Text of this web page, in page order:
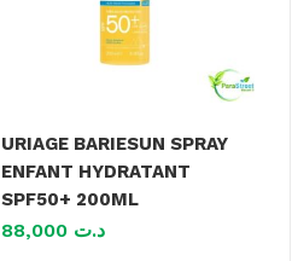
URIAGE BARIESUN SPRAY
ENFANT HYDRATANT
SPF50+ 200ML
د.ت